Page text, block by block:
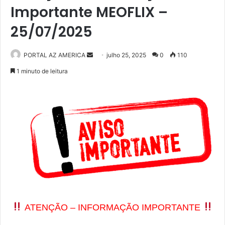
Importante MEOFLIX –
25/07/2025
PORTAL AZ AMERICA
u
m
e
-
a
julho 25, 2025 0 110
1 minuto de leitura
ATENÇÃO – INFORMAÇÃO IMPORTANTE